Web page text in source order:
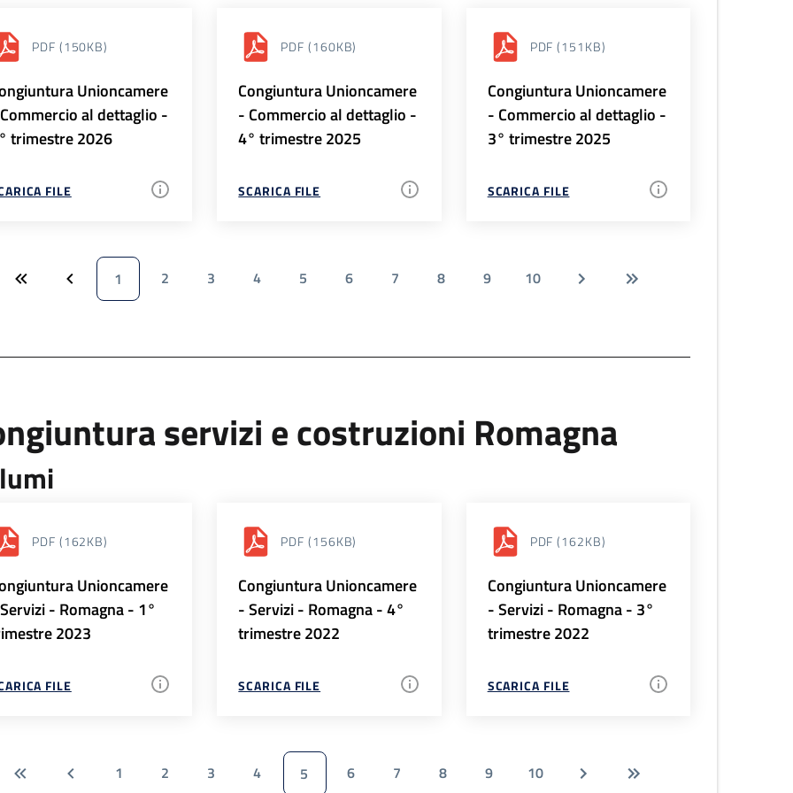
PDF (150KB)
Unioncamere
al dettaglio -
trimestre 2026
FILE
PDF (160KB)
Congiuntura Unioncamere
- Commercio al dettaglio -
4° trimestre 2025
SCARICA FILE
PDF (151KB)
Congiuntura Unioncamere
- Commercio al dettaglio -
3° trimestre 2025
SCARICA FILE
1 2 3 4 5 6 7 8 9 10
servizi e costruzioni Romagna
PDF (162KB)
Unioncamere
- Romagna - 1°
2023
FILE
PDF (156KB)
Congiuntura Unioncamere
- Servizi - Romagna - 4°
trimestre 2022
SCARICA FILE
PDF (162KB)
Congiuntura Unioncamere
- Servizi - Romagna - 3°
trimestre 2022
SCARICA FILE
1 2 3 4 5 6 7 8 9 10